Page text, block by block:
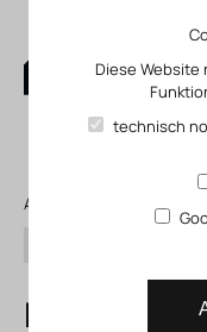
Alle Produkte
DGST-6-
Diese
technisch